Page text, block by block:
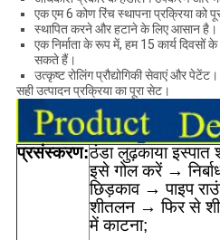
एक एम 6 कोण रिंच स्थापना प्रक्रिया को
स्थापित करने और हटाने के लिए आसान है।
एक निर्माता के रूप में, हम 15 कार्य
सकते हैं।
उत्कृष्ट रोलिंग प्रौद्योगिकी सेवाएं और पेटेंट।
सही उत्पादन प्रक्रिया का पूरा सेट।
प्रसंस्करण:ठंडा लुढ़काया
इसे गोल करें →
छिड़काव → पाइप
शीतलन → फिर से
में काटना;